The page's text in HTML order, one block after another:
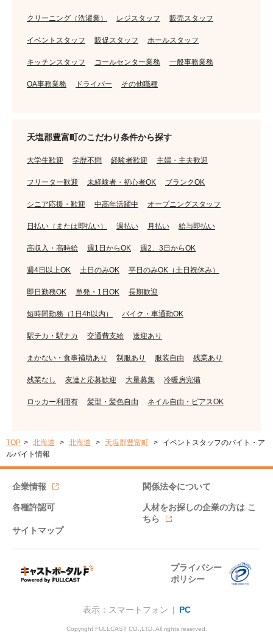
クリーニング（洗濯業） レジスタッフ 販売スタッフ
イベントスタッフ 販促スタッフ ホールスタッフ
キッチンスタッフ コールセンター業務 一般事務業務
OA事務業務 ドライバー その他職種
天塩郡豊富町のこだわり条件から探す
大学生歓迎 学歴不問 経験者歓迎 主婦・主夫歓迎
フリーター歓迎 未経験者・初心者OK ブランクOK
シニア応援・歓迎 中高年活躍中 オープニングスタッフ
日払い（または即払い） 週払い 月払い 給与即払い
高収入・高時給 週1日からOK 週2、3日からOK
週4日以上OK 土日のみOK 平日のみOK（土日祝休み）
即日勤務OK 単発・1日OK 長期歓迎
短時間勤務（1日4h以内） バイク・車通勤OK
駅チカ・駅ナカ 交通費支給 送迎あり
まかない・食事補助あり 制服あり 服装自由 残業あり
残業なし 友達と応募歓迎 大量募集 冷暖房完備
ロッカー利用有 髪型・髪色自由 ネイル自由・ピアスOK
TOP 北海道 北海道 天塩郡豊富町
イベントスタッフのバイト・ア
ルバイト情報
企業情報 関係法令について
各種許認可 人材をお探しの企業の方は こ
ちら
サイトマップ
プライバシー
ポリシー
表示：スマートフォン | PC
Copyright FULLCAST CO.,LTD. All rights reserved.